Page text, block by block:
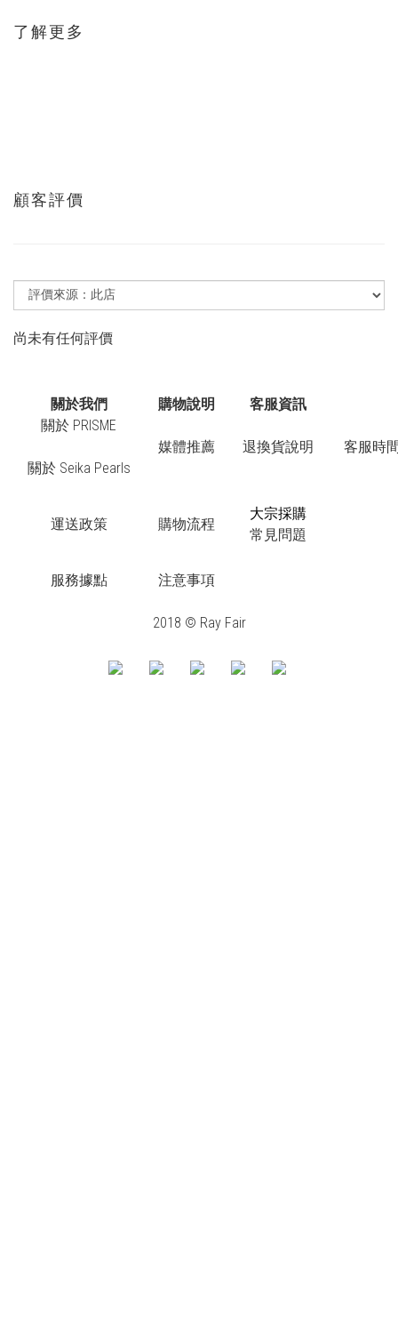
了解更多
顧客評價
尚未有任何評價
關於我們 購物說明
客服資訊
關於 PRISME
關於 Seika Pearls
媒體推薦 退換貨說明 客服時
運送政策 購物流程
大宗採購
常見問題
服務據點 注意事項
2018 © Ray Fair